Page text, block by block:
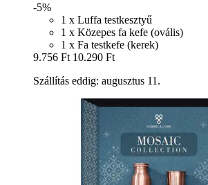
-5%
1 x Luffa testkesztyű
1 x Közepes fa kefe (ovális)
1 x Fa testkefe (kerek)
9.756 Ft 10.290 Ft
Szállítás eddig: augusztus 11.